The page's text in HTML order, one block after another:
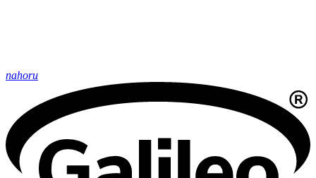
nahoru